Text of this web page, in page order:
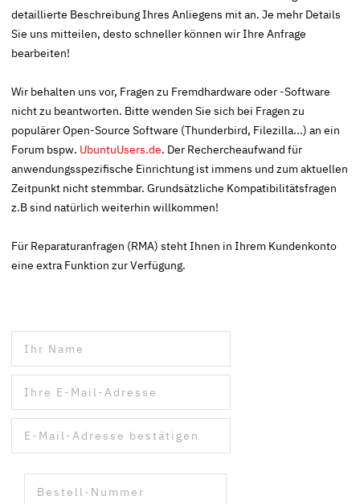
detaillierte Beschreibung Ihres Anliegens mit an. Je mehr Details
Sie uns mitteilen, desto schneller können wir Ihre Anfrage
bearbeiten!
Wir behalten uns vor, Fragen zu Fremdhardware oder -Software
nicht zu beantworten. Bitte wenden Sie sich bei Fragen zu
populärer Open-Source Software (Thunderbird, Filezilla...) an ein
Forum bspw. UbuntuUsers.de. Der Rechercheaufwand für
anwendungsspezifische Einrichtung ist immens und zum aktuellen
Zeitpunkt nicht stemmbar. Grundsätzliche Kompatibilitätsfragen
z.B sind natürlich weiterhin willkommen!
Für Reparaturanfragen (RMA) steht Ihnen in Ihrem Kundenkonto
eine extra Funktion zur Verfügung.